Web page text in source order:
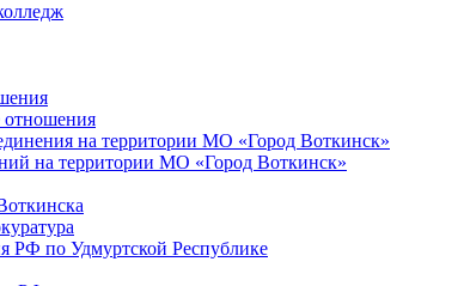
отношения
на территории МО «Город Воткинск»
на территории МО «Город Воткинск»
РФ по Удмуртской Республике